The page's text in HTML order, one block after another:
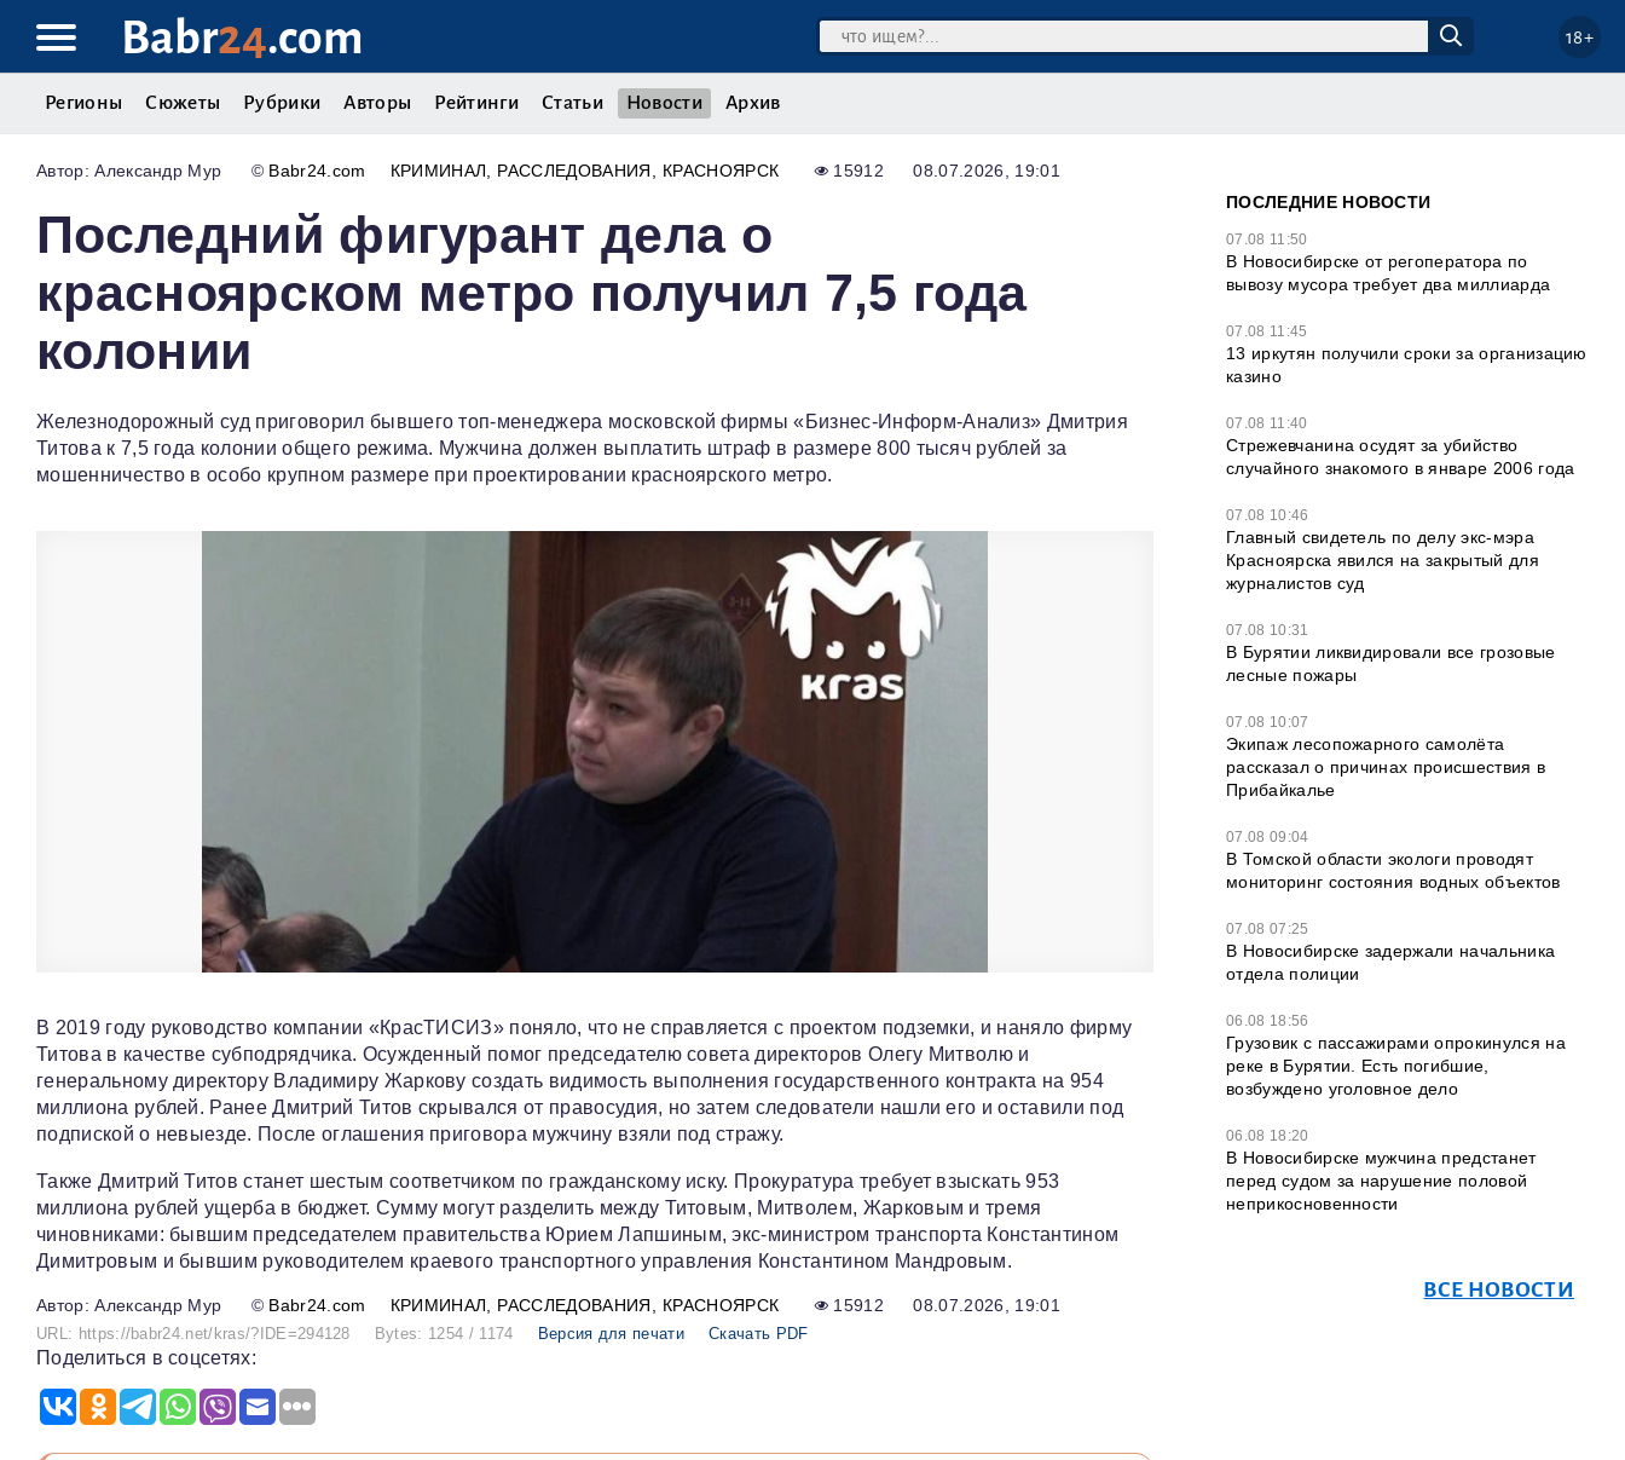
Babr24.com 18+
Регионы Сюжеты Рубрики Авторы Рейтинги Статьи Новости Архив
Александр Мур © Babr24.com КРИМИНАЛ РАССЛЕДОВАНИЯ КРАСНОЯРСК 15912 08.07.2026, 19:01
Последний фигурант дела о
красноярском метро получил 7,5 года
колонии
Железнодорожный суд приговорил бывшего топ-менеджера московской фирмы «Бизнес-Информ-Анализ» Дмитрия
Титова к 7,5 года колонии общего режима. Мужчина должен выплатить штраф в размере 800 тысяч рублей за
мошенничество в особо крупном размере при проектировании красноярского метро.
В 2019 году руководство компании «КрасТИСИЗ» поняло, что не справляется с проектом подземки, и наняло фирму
Титова в качестве субподрядчика. Осужденный помог председателю совета директоров Олегу Митволю и
генеральному директору Владимиру Жаркову создать видимость выполнения государственного контракта на 954
миллиона рублей. Ранее Дмитрий Титов скрывался от правосудия, но затем следователи нашли его и оставили под
подпиской о невыезде. После оглашения приговора мужчину взяли под стражу.
Также Дмитрий Титов станет шестым соответчиком по гражданскому иску. Прокуратура требует взыскать 953
миллиона рублей ущерба в бюджет. Сумму могут разделить между Титовым, Митволем, Жарковым и тремя
чиновниками: бывшим председателем правительства Юрием Лапшиным, экс-министром транспорта Константином
Димитровым и бывшим руководителем краевого транспортного управления Константином Мандровым.
Александр Мур © Babr24.com КРИМИНАЛ РАССЛЕДОВАНИЯ КРАСНОЯРСК 15912 08.07.2026, 19:01
URL: https://babr24.net/kras/?IDE=294128 Bytes: 1254 / 1174 Версия для печати Скачать PDF
Поделиться в соцсетях:
ПОСЛЕДНИЕ НОВОСТИ
07.08 11:50
В Новосибирске от регоператора по
вывозу мусора требует два миллиарда
07.08 11:45
13 иркутян получили сроки за организацию
казино
07.08 11:40
Стрежевчанина осудят за убийство
случайного знакомого в январе 2006 года
07.08 10:46
Главный свидетель по делу экс-мэра
Красноярска явился на закрытый для
журналистов суд
07.08 10:31
В Бурятии ликвидировали все грозовые
лесные пожары
07.08 10:07
Экипаж лесопожарного самолёта
рассказал о причинах происшествия в
Прибайкалье
07.08 09:04
В Томской области экологи проводят
мониторинг состояния водных объектов
07.08 07:25
В Новосибирске задержали начальника
отдела полиции
06.08 18:56
Грузовик с пассажирами опрокинулся на
реке в Бурятии. Есть погибшие,
возбуждено уголовное дело
06.08 18:20
В Новосибирске мужчина предстанет
перед судом за нарушение половой
неприкосновенности
ВСЕ НОВОСТИ